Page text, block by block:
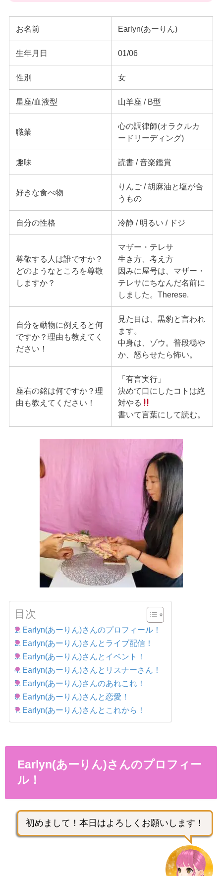
お名前 Earlyn(あーりん)
生年月日 01/06
性別 女
星座/血液型 山羊座 / B型
職業
心の調律師(オラクルカ
ードリーディング)
趣味 読書 / 音楽鑑賞
好きな食べ物
りんご / 胡麻油と塩が合
うもの
自分の性格 冷静 / 明るい / ドジ
尊敬する人は誰ですか？
どのようなところを尊敬
しますか？
マザー・テレサ
生き方、考え方
因みに屋号は、マザー・
テレサにちなんだ名前に
しました。Therese.
自分を動物に例えると何
ですか？理由も教えてく
ださい！
見た目は、黒豹と言われ
ます。
中身は、ゾウ。普段穏や
か、怒らせたら怖い。
座右の銘は何ですか？理
由も教えてください！
「有言実行」
決めて口にしたコトは絶
対やる
書いて言葉にして読む。
目次
Earlyn(あーりん)さんのプロフィール！
Earlyn(あーりん)さんとライブ配信！
Earlyn(あーりん)さんとイベント！
Earlyn(あーりん)さんとリスナーさん！
Earlyn(あーりん)さんのあれこれ！
Earlyn(あーりん)さんと恋愛！
Earlyn(あーりん)さんとこれから！
Earlyn(あーりん)さんのプロフィー
ル！
初めまして！本日はよろしくお願いします！